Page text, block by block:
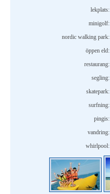
lekplats:
minigolf:
nordic walking park:
öppen eld:
restaurang:
segling:
skatepark:
surfning:
pingis:
vandring:
whirlpool: